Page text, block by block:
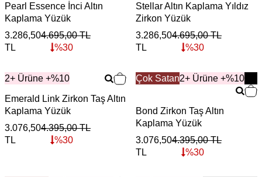
Pearl Essence İnci Altın
Kaplama Yüzük
3.286,50
TL
4.695,00TL
%30
Stellar Altın Kaplama Yıldız
Zirkon Yüzük
3.286,50
TL
4.695,00TL
%30
2+ Ürüne +%10
Emerald Link Zirkon Taş Altın
Kaplama Yüzük
3.076,50
TL
4.395,00TL
%30
Çok Satan2+ Ürüne +%10
YENİ
Bond Zirkon Taş Altın
Kaplama Yüzük
3.076,50
TL
4.395,00TL
%30